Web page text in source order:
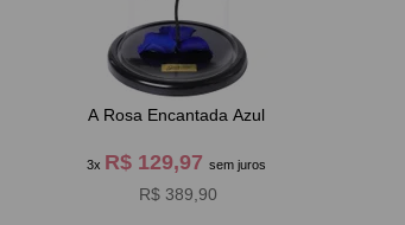
A Rosa Encantada Azul
3x R$ 129,97 sem juros
R$ 389,90